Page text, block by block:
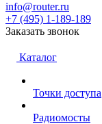
info@router.ru
+7 (495) 1-189-189
Заказать звонок
Каталог
Точки доступа
Радиомосты